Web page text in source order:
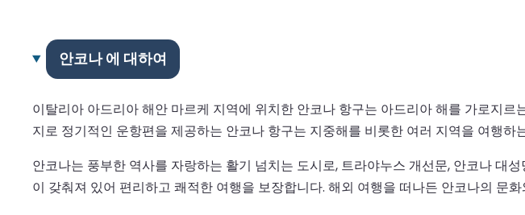
안코나 에 대하여
이탈리아 아드리아 해안 마르케 지역에 위치한 안코나 항구는 아드리아 해를 가로지
지로 정기적인 운항편을 제공하는 안코나 항구는 지중해를 비롯한 여러 지역을 여행하
안코나는 풍부한 역사를 자랑하는 활기 넘치는 도시로, 트라야누스 개선문, 안코나 대
이 갖춰져 있어 편리하고 쾌적한 여행을 보장합니다. 해외 여행을 떠나든 안코나의 문